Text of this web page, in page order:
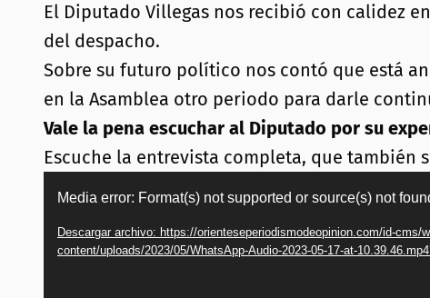
El Diputado Villegas nos recibió con calidez
del despacho.
Sobre su futuro político nos contó que está
en la Asamblea otro periodo para darle
Vale la pena escuchar al Diputado por su
Escuche la entrevista completa, que también
vídeo
Media error: Format(s) not supported or source(s) not
Descargar archivo: https://orienteseperiodismodeopinion.com/id-cms/
content/uploads/2023/05/WhatsApp-Audio-2023-05-17-at-